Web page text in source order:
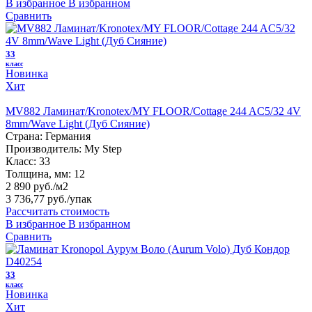
В избранное В избранном
Сравнить
33
класс
Новинка
Хит
MV882 Ламинат/Kronotex/MY FLOOR/Cottage 244 AC5/32 4V
8mm/Wave Light (Дуб Сияние)
Страна: Германия
Производитель: My Step
Класс: 33
Толщина, мм: 12
2 890 руб./м2
3 736,77 руб./упак
Рассчитать стоимость
В избранное В избранном
Сравнить
33
класс
Новинка
Хит